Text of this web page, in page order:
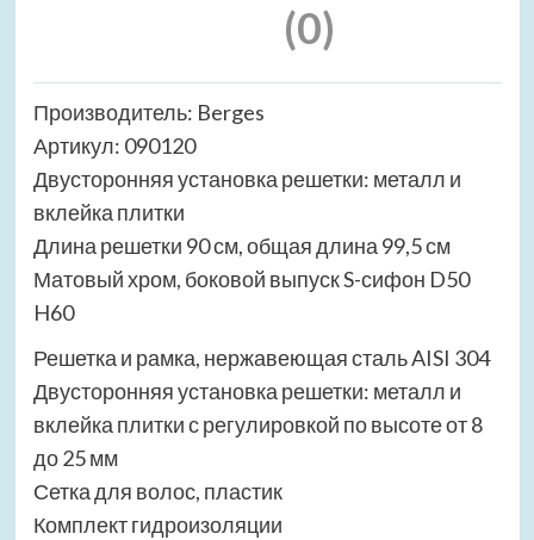
(0)
Производитель: Berges
Артикул: 090120
Двусторонняя установка решетки: металл и
вклейка плитки
Длина решетки 90 см, общая длина 99,5 см
Матовый хром, боковой выпуск S-сифон D50
H60
Решетка и рамка, нержавеющая сталь AISI 304
Двусторонняя установка решетки: металл и
вклейка плитки с регулировкой по высоте от 8
до 25 мм
Сетка для волос, пластик
Комплект гидроизоляции